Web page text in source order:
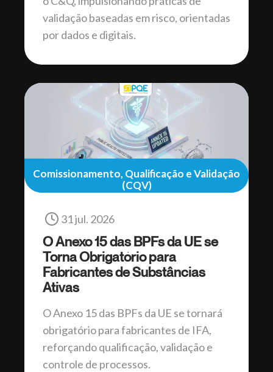
validação baseadas em risco, orientadas
por dados e digitais.
Comissionamento, Qualificação e Validação
(CQV)
31 jul. 2026
O Anexo 15 das BPFs da UE se
Torna Obrigatório para
Fabricantes de Substâncias
Ativas
O Anexo 15 das BPFs da UE se tornará
obrigatório para fabricantes de IFA,
reforçando qualificação, validação e
controle de processos.